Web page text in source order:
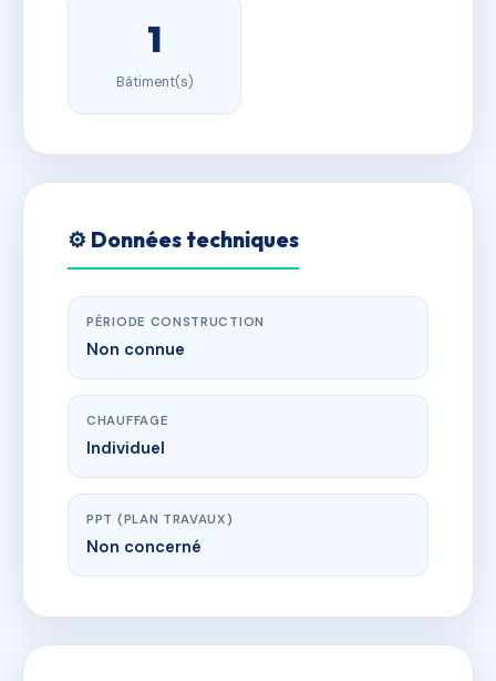
1
Bâtiment(s)
⚙️ Données techniques
PÉRIODE CONSTRUCTION
Non connue
CHAUFFAGE
Individuel
PPT (PLAN TRAVAUX)
Non concerné